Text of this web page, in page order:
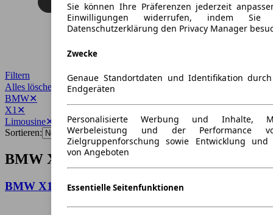
Sie können Ihre Präferenzen jederzeit
Einwilligungen widerrufen, indem
Datenschutzerklärung den Privacy Manager
Zwecke
Genaue Standortdaten und Identifikation
Endgeräten
Personalisierte Werbung und Inhalte,
Werbeleistung und der Performance
Zielgruppenforschung sowie Entwicklung und
von Angeboten
Essentielle Seitenfunktionen
Filtern
Alles löschen
BMW✕
X1 ✕
Limousine✕
Sortieren:
BMW X1 Limousine Angebote
BMW X1 M35i xDrive ***BESTELLAKTION***